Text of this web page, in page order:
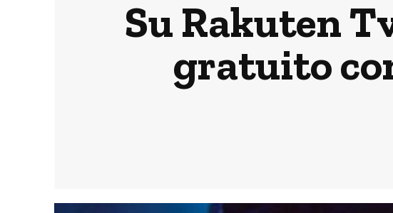
Su Rakuten
gratuito